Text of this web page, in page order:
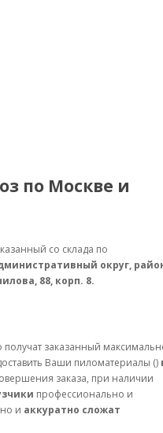
по Москве и
со склада по
округ,
88, корп. 8.
заказанный
Ваши пиломатериалы ()
заказа, при наличии
профессионально и
и аккуратно сложат